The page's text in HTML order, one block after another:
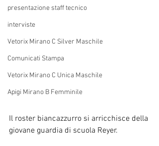
presentazione staff tecnico
interviste
Vetorix Mirano C Silver Maschile
Comunicati Stampa
Vetorix Mirano C Unica Maschile
Apigi Mirano B Femminile
Il roster biancazzurro si arricchisce della
giovane guardia di scuola Reyer.